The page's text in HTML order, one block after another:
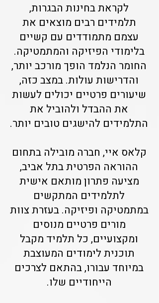
לקראת בחינות הבגרות,
תלמידים רבים מוצאים את
עצמם מתמודדים עם קשיים
בלימודי הפיזיקה והמתמטיקה.
החומר הנלמד הופך מורכב יותר,
והדרישות עולות. במצב כזה,
שיעורים פרטיים יכולים לעשות
את ההבדל ולהוביל את
התלמידים להישגים טובים יותר.
קלאס איי, חברה מובילה בתחום
ההוראה הפרטית בתל אביב,
מציעה פתרון מותאם אישית
לתלמידים המתקשים
במתמטיקה ופיזיקה. בעזרת צוות
מורים פרטיים מנוסים
ומקצועיים, כל תלמיד מקבל
תוכנית לימודים המעוצבת
במיוחד עבורו, בהתאם לצרכים
הייחודיים שלו.